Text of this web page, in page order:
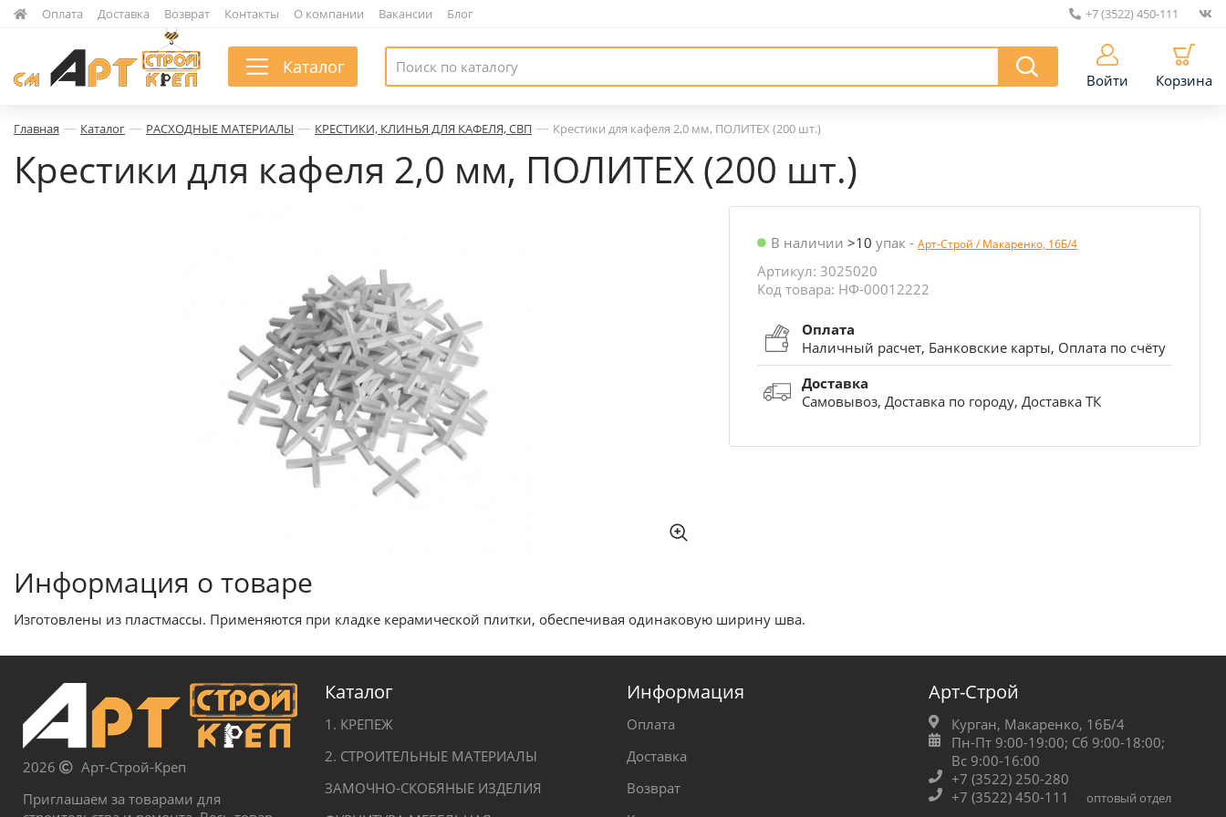
Оплата Доставка Возврат Контакты О компании Вакансии Блог +7 (3522) 450-111
Каталог
Войти Корзина
Главная — Каталог — РАСХОДНЫЕ МАТЕРИАЛЫ — КРЕСТИКИ, КЛИНЬЯ ДЛЯ КАФЕЛЯ, СВП — Крестики для кафеля 2,0 мм, ПОЛИТЕХ (200 шт.)
Крестики для кафеля 2,0 мм, ПОЛИТЕХ (200 шт.)
В наличии >10 упак - Арт-Строй / Макаренко, 16Б/4
Артикул: 3025020
Код товара: НФ-00012222
Оплата
Наличный расчет, Банковские карты, Оплата по счёту
Доставка
Самовывоз, Доставка по городу, Доставка ТК
Информация о товаре
Изготовлены из пластмассы. Применяются при кладке керамической плитки, обеспечивая одинаковую ширину шва.
2026
Арт-Строй-Креп
Приглашаем за товарами для
Каталог
1. КРЕПЕЖ
2. СТРОИТЕЛЬНЫЕ МАТЕРИАЛЫ
ЗАМОЧНО-СКОБЯНЫЕ ИЗДЕЛИЯ
Информация
Оплата
Доставка
Возврат
Арт-Строй
Курган, Макаренко, 16Б/4
Пн-Пт 9:00-19:00; Сб 9:00-18:00;
Вс 9:00-16:00
+7 (3522) 250-280
+7 (3522) 450-111
оптовый отдел